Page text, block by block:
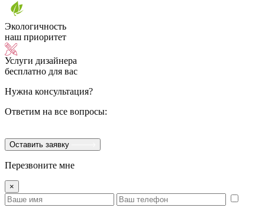
Экологичность
наш приоритет
Услуги дизайнера
бесплатно для вас
Нужна консультация?
Ответим на все вопросы:
Оставить заявку
Перезвоните мне
×